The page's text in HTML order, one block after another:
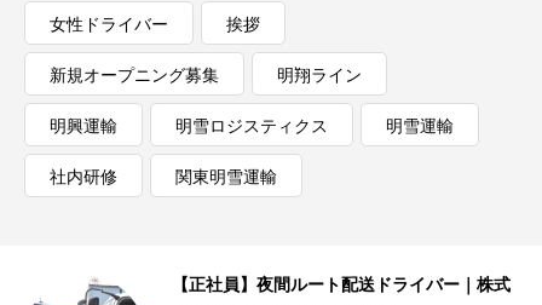
女性ドライバー 挨拶
新規オープニング募集 明翔ライン
明興運輸 明雪ロジスティクス 明雪運輸
社内研修 関東明雪運輸
【正社員】夜間ルート配送ドライバー｜株式